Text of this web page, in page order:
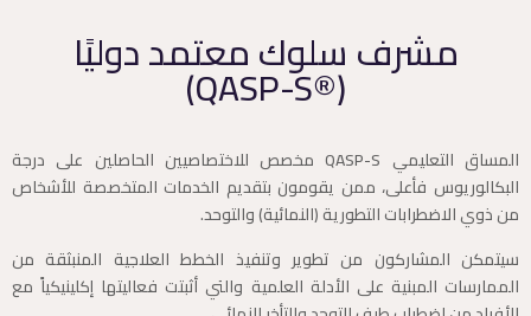
مشرف سلوك معتمد دوليًا
(®QASP-S)
المساق التعليمي QASP-S مخصص للاختصاصيين الحاصلين على درجة
البكالوريوس فأعلى، ممن يقومون بتقديم الخدمات المتخصصة للأشخاص
من ذوي الاضطرابات التطورية (النمائية) والتوحد.
سيتمكن المشاركون من تطوير وتنفيذ الخطط العلاجية المنبثقة من
الممارسات المبنية على الأدلة العلمية والتي أثبتت فعاليتها إكلينيكياً مع